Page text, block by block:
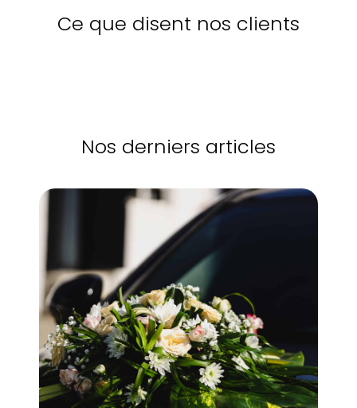
Ce que disent nos clients
Nos derniers articles